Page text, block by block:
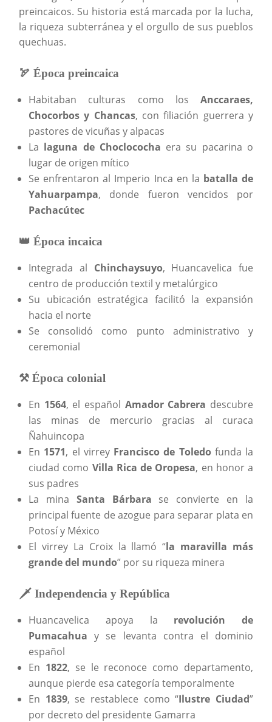
preincaicos. Su historia está marcada por la lucha,
la riqueza subterránea y el orgullo de sus pueblos
quechuas.
🏹 Época preincaica
Habitaban culturas como los Anccaraes,
Chocorbos y Chancas, con filiación guerrera y
pastores de vicuñas y alpacas
La laguna de Choclococha era su pacarina o
lugar de origen mítico
Se enfrentaron al Imperio Inca en la batalla de
Yahuarpampa, donde fueron vencidos por
Pachacútec
👑 Época incaica
Integrada al Chinchaysuyo, Huancavelica fue
centro de producción textil y metalúrgico
Su ubicación estratégica facilitó la expansión
hacia el norte
Se consolidó como punto administrativo y
ceremonial
⚒️ Época colonial
En 1564, el español Amador Cabrera descubre
las minas de mercurio gracias al curaca
Ñahuincopa
En 1571, el virrey Francisco de Toledofunda la
ciudad como Villa Rica de Oropesa, en honor a
sus padres
La mina Santa Bárbara se convierte en la
principal fuente de azogue para separar plata en
Potosí y México
El virrey La Croix la llamó “la maravilla más
grande del mundo” por su riqueza minera
🗡️ Independencia y República
Huancavelica apoya la revolución de
Pumacahua y se levanta contra el dominio
español
En 1822, se le reconoce como departamento,
aunque pierde esa categoría temporalmente
En 1839, se restablece como “Ilustre Ciudad”
por decreto del presidente Gamarra